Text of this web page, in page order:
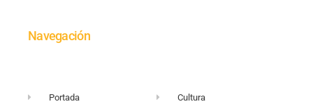
Navegación
Portada Cultura